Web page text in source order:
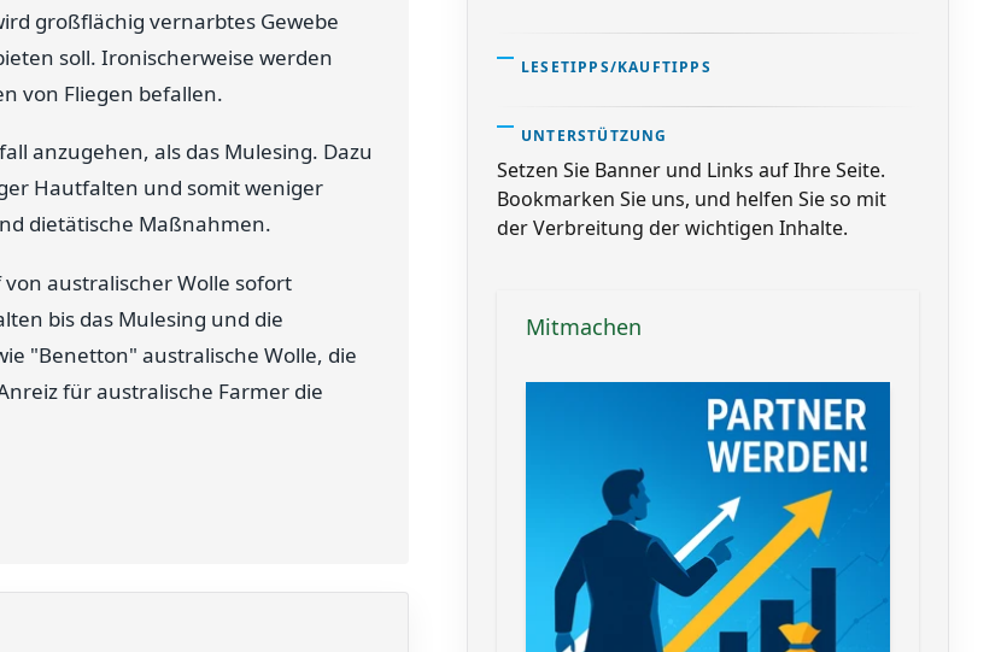
großflächig vernarbtes Gewebe
soll. Ironischerweise werden
von Fliegen befallen.
anzugehen, als das Mulesing. Dazu
Hautfalten und somit weniger
dietätische Maßnahmen.
australischer Wolle sofort
bis das Mulesing und die
"Benetton" australische Wolle, die
für australische Farmer die
LESETIPPS/KAUFTIPPS
UNTERSTÜTZUNG
Setzen Sie Banner und Links auf Ihre Seite.
Bookmarken Sie uns, und helfen Sie so mit
der Verbreitung der wichtigen Inhalte.
Mitmachen